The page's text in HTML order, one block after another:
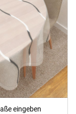
eingeben